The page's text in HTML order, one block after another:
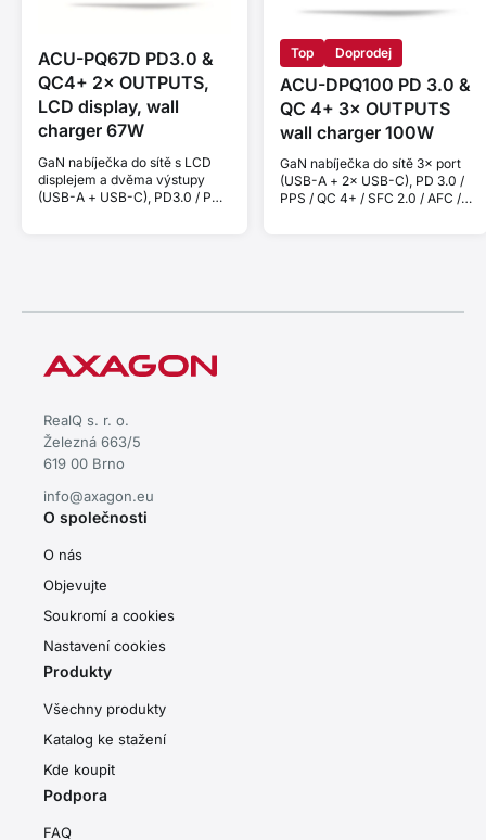
ACU-PQ67D PD3.0 &
QC4+ 2× OUTPUTS,
LCD display, wall
charger 67W
GaN nabíječka do sítě s LCD
displejem a dvěma výstupy
(USB-A + USB-C), PD3.0 / PPS
Top Doprodej
ACU-DPQ100 PD 3.0 &
QC 4+ 3× OUTPUTS
wall charger 100W
GaN nabíječka do sítě 3× port
(USB-A + 2× USB-C), PD 3.0 /
PPS / QC 4+ / SFC 2.0 / AFC /
RealQ s. r. o.
Železná 663/5
619 00 Brno
info@axagon.eu
O společnosti
O nás
Objevujte
Soukromí a cookies
Nastavení cookies
Produkty
Všechny produkty
Katalog ke stažení
Kde koupit
Podpora
FAQ